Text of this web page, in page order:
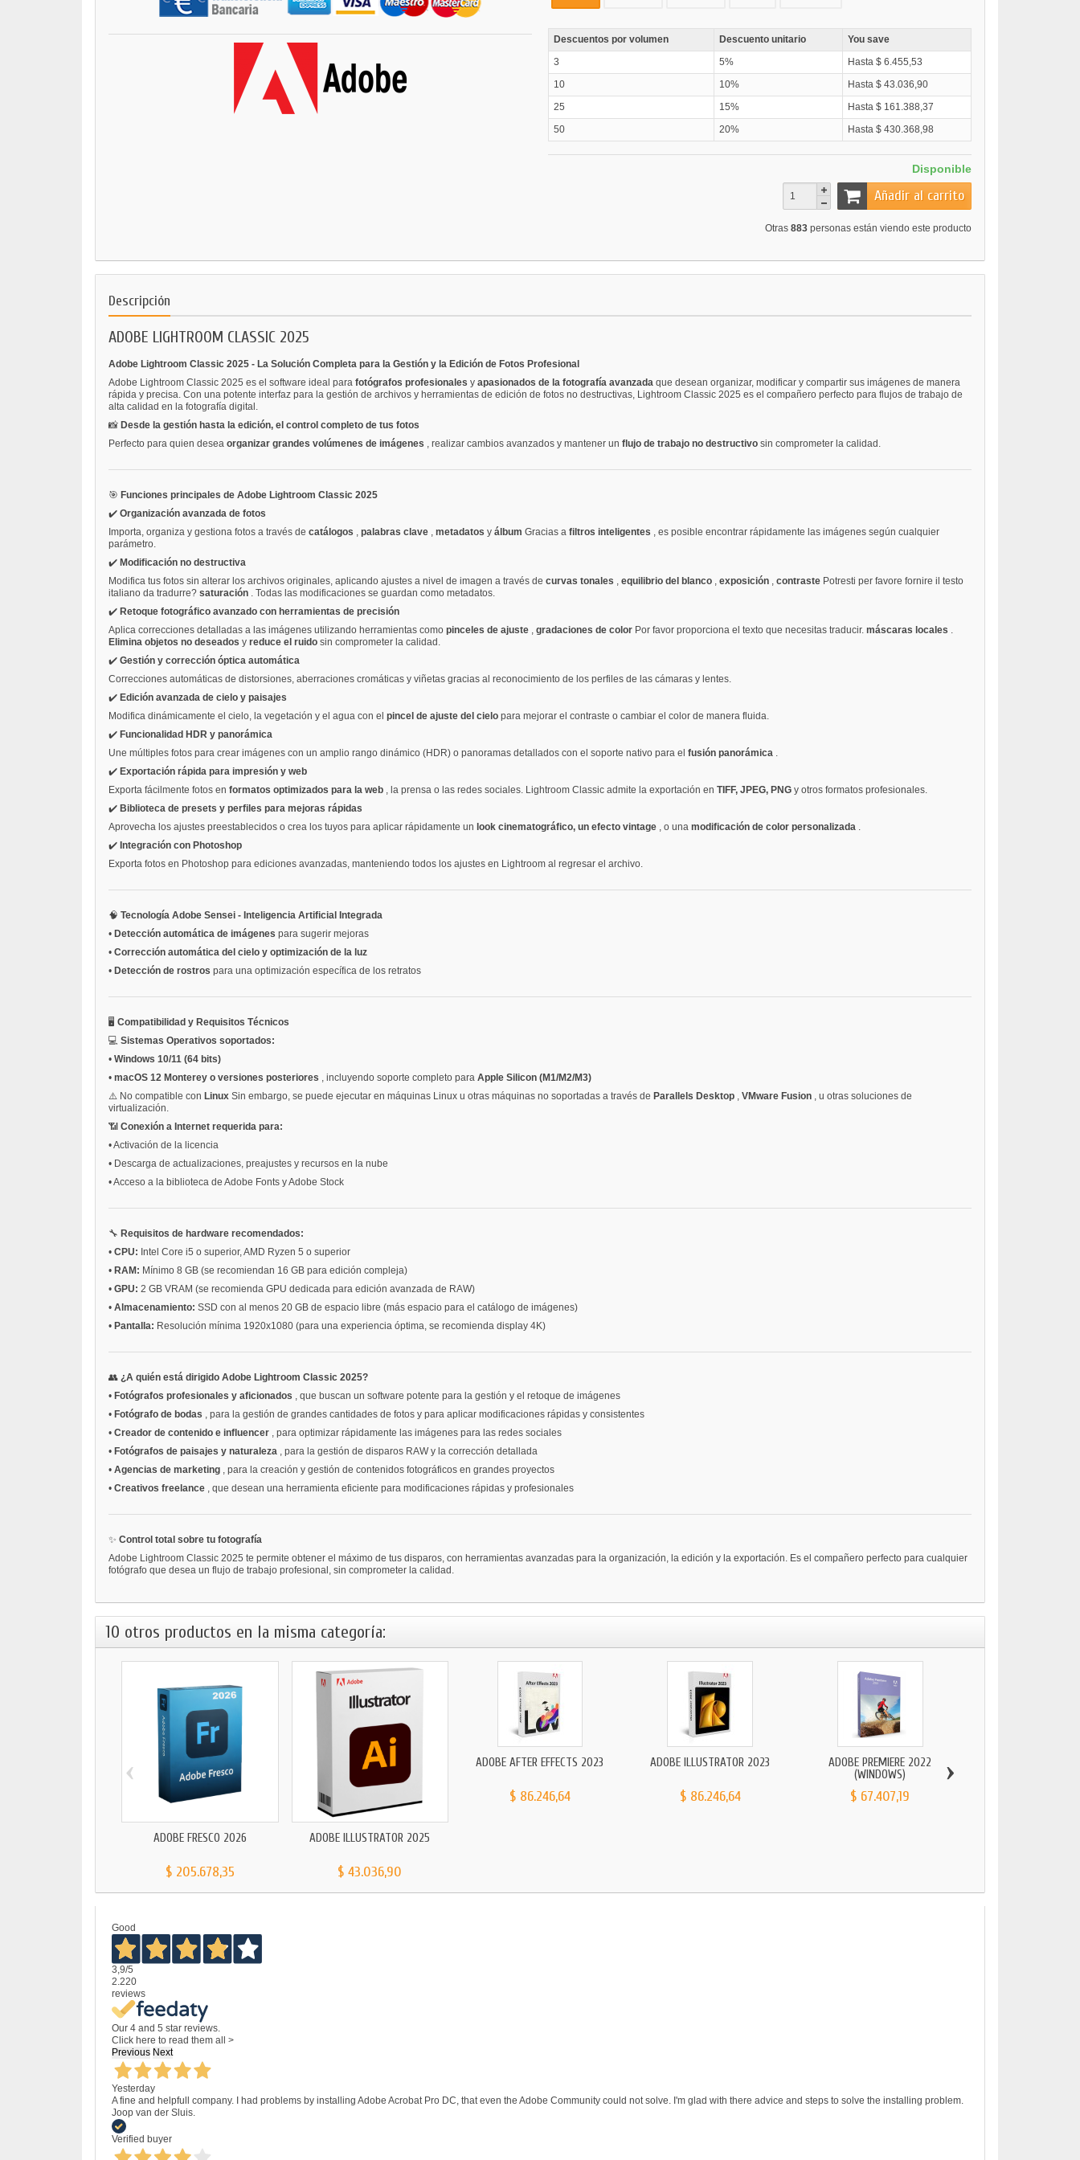
Descuentos por volumen Descuento unitario
You save
3
5%
Hasta $ 6.455,53
10
10%
Hasta $ 43.036,90
25
15%
Hasta $ 161.388,37
50
20% Hasta $ 430.368,98
Disponible
Añadir al carrito
Otras 883 personas están viendo este producto
Descripción
ADOBE LIGHTROOM CLASSIC 2025
Adobe Lightroom Classic 2025 - La Solución Completa para la Gestión y la Edición de Fotos Profesional
Adobe Lightroom Classic 2025 es el software ideal para fotógrafos profesionales y apasionados de la fotografía avanzada que desean organizar, modificar y compartir sus imágenes de manera
rápida y precisa. Con una potente interfaz para la gestión de archivos y herramientas de edición de fotos no destructivas, Lightroom Classic 2025 es el compañero perfecto para flujos de trabajo de
alta calidad en la fotografía digital.
📸 Desde la gestión hasta la edición, el control completo de tus fotos
Perfecto para quien desea organizar grandes volúmenes de imágenes , realizar cambios avanzados y mantener un flujo de trabajo no destructivo sin comprometer la calidad.
🎯 Funciones principales de Adobe Lightroom Classic 2025
✔️ Organización avanzada de fotos
Importa, organiza y gestiona fotos a través de catálogos , palabras clave , metadatos y álbum Gracias a filtros inteligentes , es posible encontrar rápidamente las imágenes según cualquier
parámetro.
✔️ Modificación no destructiva
Modifica tus fotos sin alterar los archivos originales, aplicando ajustes a nivel de imagen a través de curvas tonales , equilibrio del blanco , exposición , contraste Potresti per favore fornire il testo
italiano da tradurre? saturación . Todas las modificaciones se guardan como metadatos.
✔️ Retoque fotográfico avanzado con herramientas de precisión
Aplica correcciones detalladas a las imágenes utilizando herramientas como pinceles de ajuste , gradaciones de color Por favor proporciona el texto que necesitas traducir. máscaras locales .
Elimina objetos no deseados y reduce el ruido sin comprometer la calidad.
✔️ Gestión y corrección óptica automática
Correcciones automáticas de distorsiones, aberraciones cromáticas y viñetas gracias al reconocimiento de los perfiles de las cámaras y lentes.
✔️ Edición avanzada de cielo y paisajes
Modifica dinámicamente el cielo, la vegetación y el agua con el pincel de ajuste del cielo para mejorar el contraste o cambiar el color de manera fluida.
✔️ Funcionalidad HDR y panorámica
Une múltiples fotos para crear imágenes con un amplio rango dinámico (HDR) o panoramas detallados con el soporte nativo para el fusión panorámica .
✔️ Exportación rápida para impresión y web
Exporta fácilmente fotos en formatos optimizados para la web , la prensa o las redes sociales. Lightroom Classic admite la exportación en TIFF, JPEG, PNG y otros formatos profesionales.
✔️ Biblioteca de presets y perfiles para mejoras rápidas
Aprovecha los ajustes preestablecidos o crea los tuyos para aplicar rápidamente un look cinematográfico, un efecto vintage , o una modificación de color personalizada .
✔️ Integración con Photoshop
Exporta fotos en Photoshop para ediciones avanzadas, manteniendo todos los ajustes en Lightroom al regresar el archivo.
🧠 Tecnología Adobe Sensei - Inteligencia Artificial Integrada
• Detección automática de imágenes para sugerir mejoras
• Corrección automática del cielo y optimización de la luz
• Detección de rostros para una optimización específica de los retratos
🖥️ Compatibilidad y Requisitos Técnicos
💻 Sistemas Operativos soportados:
• Windows 10/11 (64 bits)
• macOS 12 Monterey o versiones posteriores , incluyendo soporte completo para Apple Silicon (M1/M2/M3)
⚠️ No compatible con Linux Sin embargo, se puede ejecutar en máquinas Linux u otras máquinas no soportadas a través de Parallels Desktop , VMware Fusion , u otras soluciones de
virtualización.
📶 Conexión a Internet requerida para:
•Activación de la licencia
• Descarga de actualizaciones, preajustes y recursos en la nube
•Acceso a la biblioteca de Adobe Fonts y Adobe Stock
🔧 Requisitos de hardware recomendados:
• CPU: Intel Core i5 o superior, AMD Ryzen 5 o superior
• RAM: Mínimo 8 GB (se recomiendan 16 GB para edición compleja)
• GPU: 2 GB VRAM (se recomienda GPU dedicada para edición avanzada de RAW)
• Almacenamiento: SSD con al menos 20 GB de espacio libre (más espacio para el catálogo de imágenes)
• Pantalla: Resolución mínima 1920x1080 (para una experiencia óptima, se recomienda display 4K)
👥 ¿A quién está dirigido Adobe Lightroom Classic 2025?
• Fotógrafos profesionales y aficionados , que buscan un software potente para la gestión y el retoque de imágenes
• Fotógrafo de bodas , para la gestión de grandes cantidades de fotos y para aplicar modificaciones rápidas y consistentes
• Creador de contenido e influencer , para optimizar rápidamente las imágenes para las redes sociales
• Fotógrafos de paisajes y naturaleza , para la gestión de disparos RAW y la corrección detallada
• Agencias de marketing , para la creación y gestión de contenidos fotográficos en grandes proyectos
• Creativos freelance , que desean una herramienta eficiente para modificaciones rápidas y profesionales
✨ Control total sobre tu fotografía
Adobe Lightroom Classic 2025 te permite obtener el máximo de tus disparos, con herramientas avanzadas para la organización, la edición y la exportación. Es el compañero perfecto para cualquier
fotógrafo que desea un flujo de trabajo profesional, sin comprometer la calidad.
10 otros productos en la misma categoría:
ADOBE FRESCO 2026
$ 205.678,35
ADOBE ILLUSTRATOR 2025
$ 43.036,90
ADOBE AFTER EFFECTS 2023
$ 86.246,64
ADOBE ILLUSTRATOR 2023
$ 86.246,64
ADOBE PREMIERE 2022
(WINDOWS)
$ 67.407,19
‹ ›
Good
3,9/5
2.220
reviews
Our 4 and 5 star reviews.
Click here to read them all >
Previous Next
Yesterday
A fine and helpfull company. I had problems by installing Adobe Acrobat Pro DC, that even the Adobe Community could not solve. I'm glad with there advice and steps to solve the installing problem.
Joop van der Sluis.
Verified buyer